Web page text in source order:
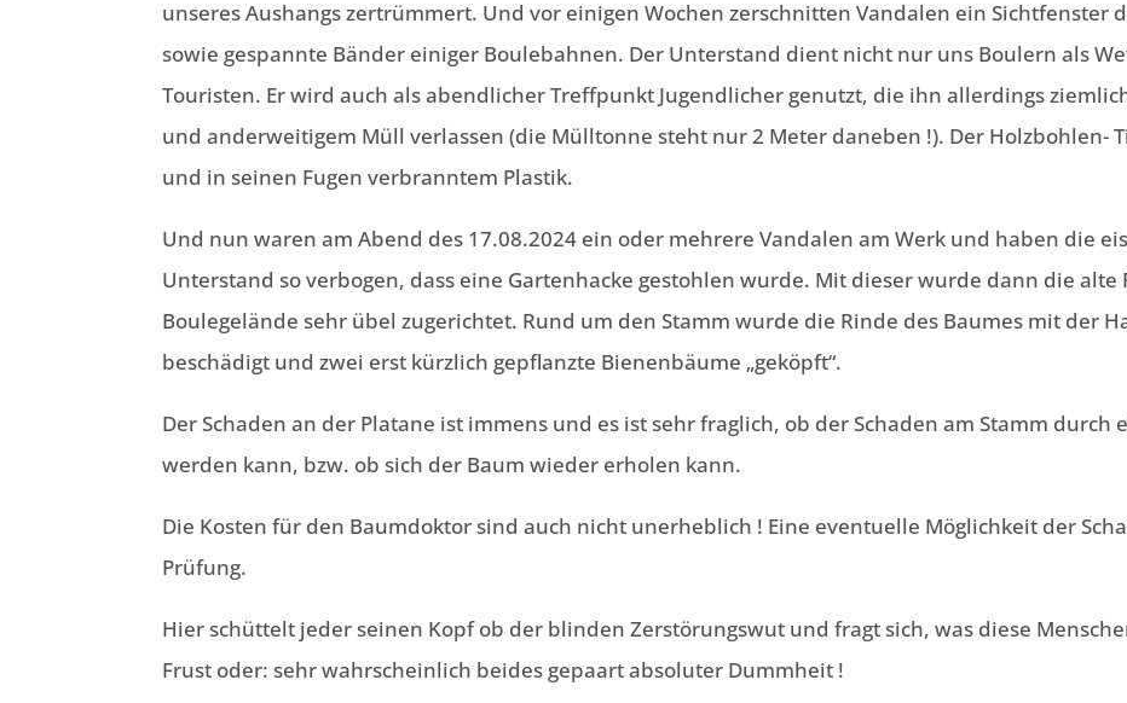
unseres Aushangs zertrümmert. Und vor einigen Wochen zerschnitten Vandalen ein Sichtfenster
sowie gespannte Bänder einiger Boulebahnen. Der Unterstand dient nicht nur uns Boulern als
Touristen. Er wird auch als abendlicher Treffpunkt Jugendlicher genutzt, die ihn allerdings
und anderweitigem Müll verlassen (die Mülltonne steht nur 2 Meter daneben !). Der Holzbohlen-
und in seinen Fugen verbranntem Plastik.
Und nun waren am Abend des 17.08.2024 ein oder mehrere Vandalen am Werk und haben die
Unterstand so verbogen, dass eine Gartenhacke gestohlen wurde. Mit dieser wurde dann die alte
Boulegelände sehr übel zugerichtet. Rund um den Stamm wurde die Rinde des Baumes mit der
beschädigt und zwei erst kürzlich gepflanzte Bienenbäume „geköpft“.
Der Schaden an der Platane ist immens und es ist sehr fraglich, ob der Schaden am Stamm durch
werden kann, bzw. ob sich der Baum wieder erholen kann.
Die Kosten für den Baumdoktor sind auch nicht unerheblich ! Eine eventuelle Möglichkeit der
Prüfung.
Hier schüttelt jeder seinen Kopf ob der blinden Zerstörungswut und fragt sich, was diese
Frust oder: sehr wahrscheinlich beides gepaart absoluter Dummheit !